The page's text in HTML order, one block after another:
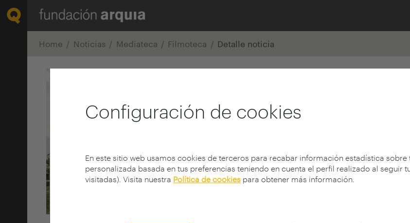
Configuración de cookies
En este sitio web usamos cookies de terceros para recabar información estadística
personalizada basada en tus preferencias teniendo en cuenta el perfil realizado al seguir
visitadas). Visita nuestra Política de cookies para obtener más información.
Home Noticias Mediateca Filmoteca Detalle noticia